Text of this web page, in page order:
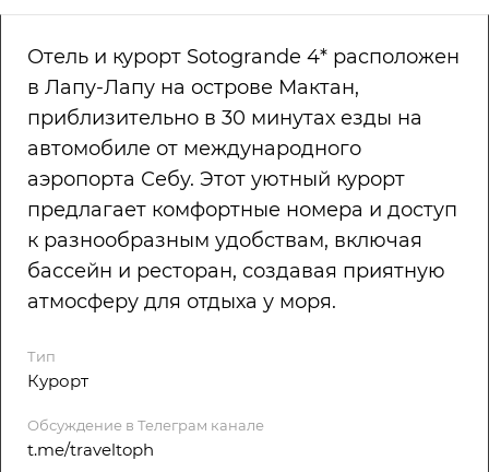
Отель и курорт Sotogrande 4* расположен
в Лапу-Лапу на острове Мактан,
приблизительно в 30 минутах езды на
автомобиле от международного
аэропорта Себу. Этот уютный курорт
предлагает комфортные номера и доступ
к разнообразным удобствам, включая
бассейн и ресторан, создавая приятную
атмосферу для отдыха у моря.
Тип
Курорт
Обсуждение в Телеграм канале
t.me/traveltoph